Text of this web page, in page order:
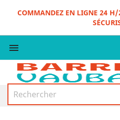
COMMANDEZ EN LIGNE 24 H/
